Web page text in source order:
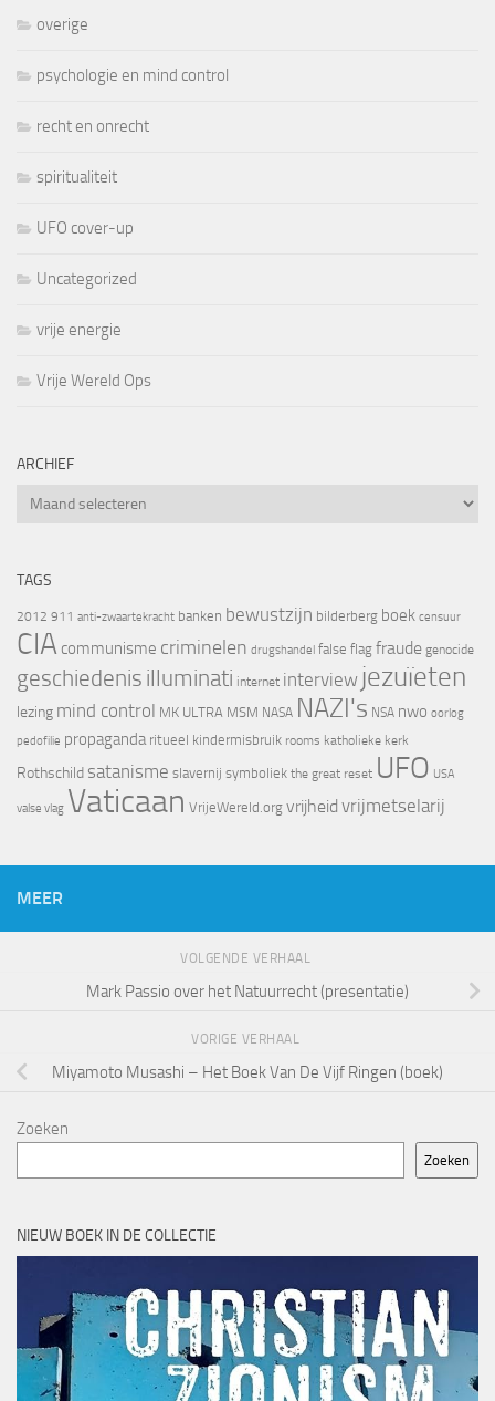
overige
psychologie en mind control
recht en onrecht
spiritualiteit
UFO cover-up
Uncategorized
vrije energie
Vrije Wereld Ops
ARCHIEF
Archief
TAGS
2012 911 anti-zwaartekracht banken bewustzijn bilderberg boek censuur
CIA communisme criminelen drugshandel false flag fraude genocide
geschiedenis illuminati internet interview jezuïeten
lezing mind control MK ULTRA MSM NASA NAZI's NSA nwo oorlog
pedofilie propaganda ritueel kindermisbruik rooms katholieke kerk
Rothschild satanisme slavernij symboliek the great reset UFO USA
valse vlag Vaticaan VrijeWereld.org vrijheid vrijmetselarij
MEER
VOLGENDE VERHAAL
Mark Passio over het Natuurrecht (presentatie)
VORIGE VERHAAL
Miyamoto Musashi – Het Boek Van De Vijf Ringen (boek)
Zoeken
Zoeken
NIEUW BOEK IN DE COLLECTIE